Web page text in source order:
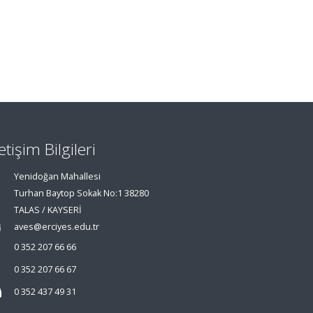
Bilgileri
Yenidoğan Mahallesi
Turhan Baytop Sokak No:1 38280
TALAS / KAYSERİ
aves@erciyes.edu.tr
0 352 207 66 66
0 352 207 66 67
0 352 437 49 31